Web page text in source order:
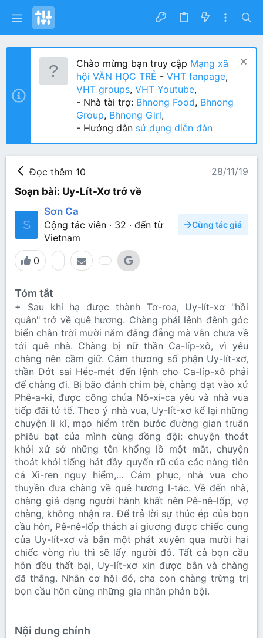
Chào mừng bạn truy cập Mạng xã
hội VĂN HỌC TRẺ - VHT fanpage,
VHT groups, VHT Youtube,
- Nhà tài trợ: Bhnong Food, Bhnong
Group, Bhnong Girl,
- Hướng dẫn sử dụng diễn đàn
Đọc thêm 10
28/11/19
Soạn bài: Uy-Lít-Xơ trở về
S
Sơn Ca
Cộng tác viên · 32 · đến từ
Vietnam
Cùng tác giả
0
Tóm tắt
+ Sau khi hạ được thành Tơ-roa, Uy-lít-xơ "hồi
quân" trở về quê hương. Chàng phải lênh đênh góc
biển chân trời mười năm đằng đẵng mà vẫn chưa về
tới quê nhà. Chàng bị nữ thần Ca-líp-xô, vì yêu
chàng nên cầm giữ. Cảm thương số phận Uy-lít-xơ,
thần Dớt sai Héc-mét đến lệnh cho Ca-líp-xô phải
để chàng đi. Bị bão đánh chìm bè, chàng dạt vào xứ
Phê-a-ki, được công chúa Nô-xi-ca yêu và nhà vua
tiếp đãi tử tế. Theo ý nhà vua, Uy-lít-xơ kể lại những
chuyện li kì, mạo hiểm trên bước đường gian truân
phiêu bạt của mình cùng đồng đội: chuyện thoát
khỏi xứ sở những tên khổng lồ một mắt, chuyện
thoát khỏi tiếng hát đầy quyến rũ của các nàng tiên
cá Xi-ren nguy hiểm,… Cảm phục, nhà vua cho
thuyền đưa chàng về quê hương I-tác. Về đến nhà,
chàng giả dạng người hành khất nên Pê-nê-lốp, vợ
chàng, không nhận ra. Để trả lời sự thúc ép của bọn
cầu hôn, Pê-nê-lốp thách ai giương được chiếc cung
của Uy-lít-xơ và bắn một phát xuyên qua mười hai
chiếc vòng rìu thì sẽ lấy người đó. Tất cả bọn cầu
hôn đều thất bại, Uy-lít-xơ xin được bắn và chàng
đã thắng. Nhân cơ hội đó, cha con chàng trừng trị
bọn cầu hôn cùng những gia nhân phản bội.
Nội dung chính